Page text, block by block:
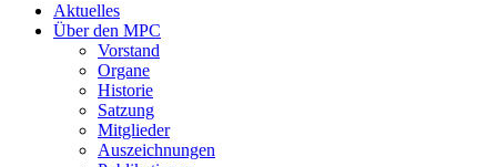
Aktuelles
Über den MPC
Vorstand
Organe
Historie
Satzung
Mitglieder
Auszeichnungen